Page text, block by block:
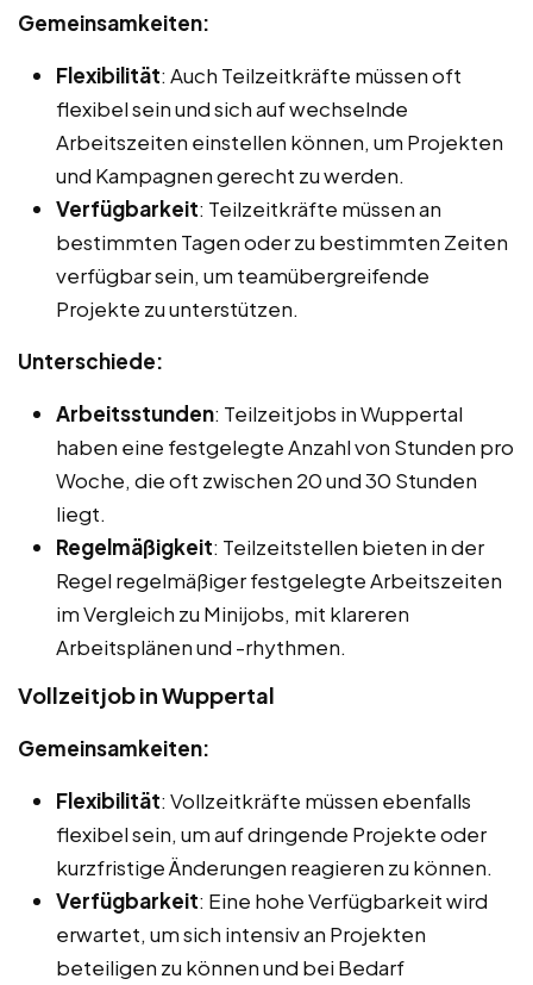
Gemeinsamkeiten:
Flexibilität: Auch Teilzeitkräfte müssen oft
flexibel sein und sich auf wechselnde
Arbeitszeiten einstellen können, um Projekten
und Kampagnen gerecht zu werden.
Verfügbarkeit: Teilzeitkräfte müssen an
bestimmten Tagen oder zu bestimmten Zeiten
verfügbar sein, um teamübergreifende
Projekte zu unterstützen.
Unterschiede:
Arbeitsstunden: Teilzeitjobs in Wuppertal
haben eine festgelegte Anzahl von Stunden pro
Woche, die oft zwischen 20 und 30 Stunden
liegt.
Regelmäßigkeit: Teilzeitstellen bieten in der
Regel regelmäßiger festgelegte Arbeitszeiten
im Vergleich zu Minijobs, mit klareren
Arbeitsplänen und -rhythmen.
Vollzeitjob in Wuppertal
Gemeinsamkeiten:
Flexibilität: Vollzeitkräfte müssen ebenfalls
flexibel sein, um auf dringende Projekte oder
kurzfristige Änderungen reagieren zu können.
Verfügbarkeit: Eine hohe Verfügbarkeit wird
erwartet, um sich intensiv an Projekten
beteiligen zu können und bei Bedarf